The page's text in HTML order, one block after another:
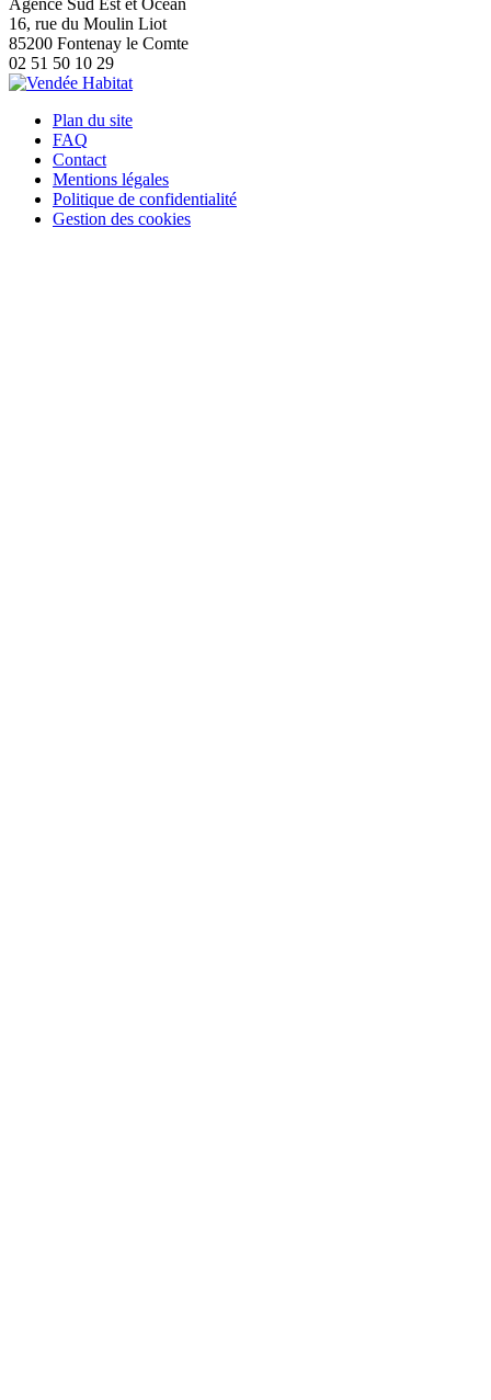
16, rue du Moulin Liot
85200 Fontenay le Comte
02 51 50 10 29
Plan du site
FAQ
Contact
Mentions légales
Politique de confidentialité
Gestion des cookies